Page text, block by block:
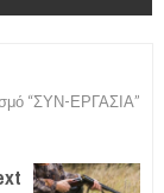
“ΣΥΝ-ΕΡΓΑΣΙΑ”